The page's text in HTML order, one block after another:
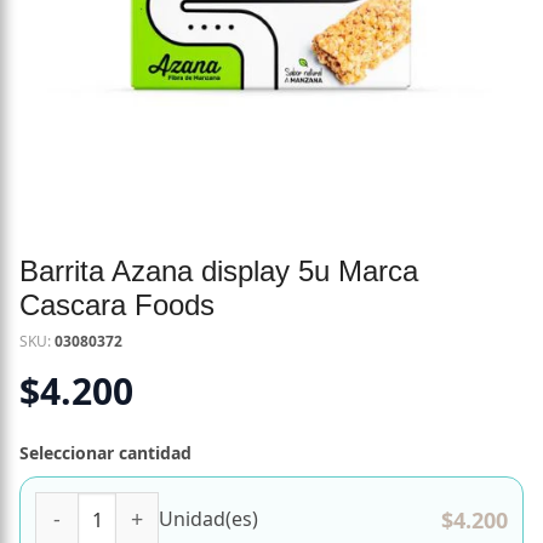
Barrita Azana display 5u Marca
Cascara Foods
SKU:03080372
$4.200
Seleccionar cantidad
Unidad(es) $4.200